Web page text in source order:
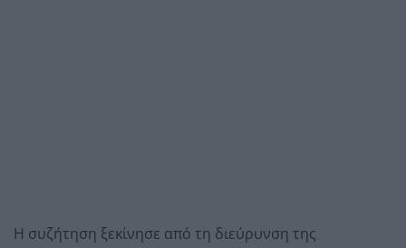
Η συζήτηση ξεκίνησε από τη διεύρυνση της